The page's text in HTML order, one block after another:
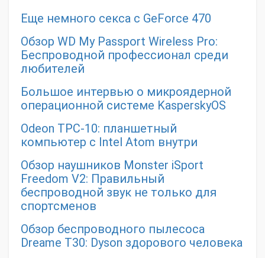
Еще немного секса с GeForce 470
Обзор WD My Passport Wireless Pro:
Беспроводной профессионал среди
любителей
Большое интервью о микроядерной
операционной системе KasperskyOS
Odeon TPC-10: планшетный
компьютер с Intel Atom внутри
Обзор наушников Monster iSport
Freedom V2: Правильный
беспроводной звук не только для
спортсменов
Обзор беспроводного пылесоса
Dreame T30: Dyson здорового человека